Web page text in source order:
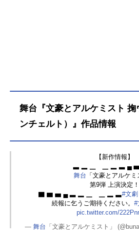
舞台『文豪とアルケミスト 掬
ンチェルト）』作品情報
【新作情報】
▃ ▂ ▁ ▁ ▂ ▃ ▄
舞台 「文豪とアルケミ
第9弾 上演決定！
▇ ▆ ▅ ▄ ▃ ▂ ▁ ▁ ▂ ▃#文劇
続報に乞うご期待ください。 #
pic.twitter.com/
— 舞台 「文豪とアルケミスト」